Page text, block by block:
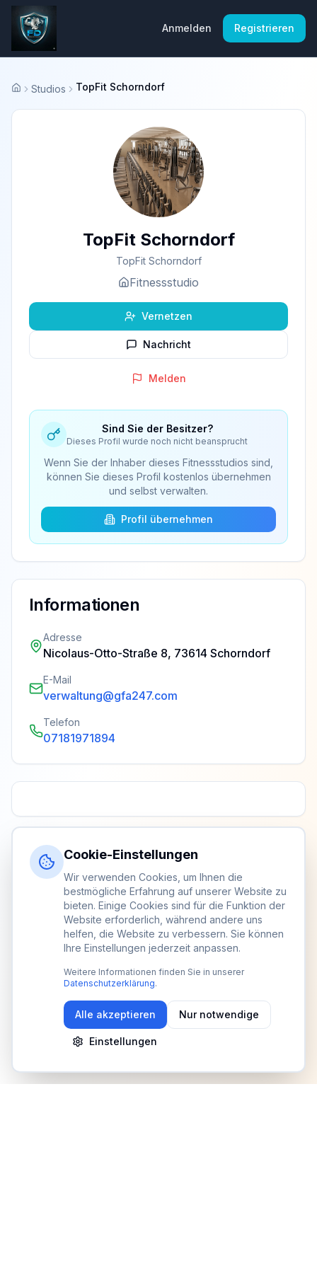
Anmelden Registrieren
Startseite
Studios TopFit Schorndorf
TopFit Schorndorf
TopFit Schorndorf
Fitnessstudio
Vernetzen
Nachricht
Melden
Sind Sie der Besitzer?
Dieses Profil wurde noch nicht beansprucht
Wenn Sie der Inhaber dieses Fitnessstudios sind,
können Sie dieses Profil kostenlos übernehmen
und selbst verwalten.
Profil übernehmen
Informationen
Adresse
Nicolaus-Otto-Straße 8, 73614 Schorndorf
E-Mail
verwaltung@gfa247.com
Telefon
07181971894
Cookie-Einstellungen
Wir verwenden Cookies, um Ihnen die
bestmögliche Erfahrung auf unserer Website zu
bieten. Einige Cookies sind für die Funktion der
Website erforderlich, während andere uns
helfen, die Website zu verbessern. Sie können
Ihre Einstellungen jederzeit anpassen.
Weitere Informationen finden Sie in unserer
Datenschutzerklärung.
Alle akzeptieren Nur notwendige
Einstellungen